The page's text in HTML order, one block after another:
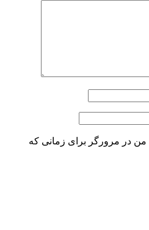
من در مرورگر برای زمانی که